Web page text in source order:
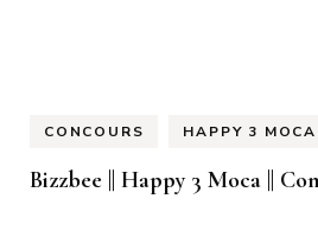
CONCOURS HAPPY 3 MOCA
Bizzbee || Happy 3 Moca ||